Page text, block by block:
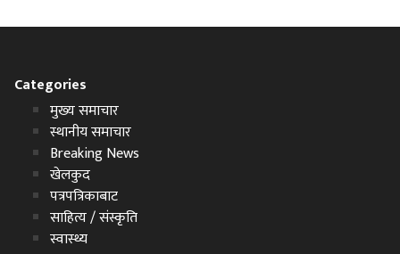
Categories
मुख्य समाचार
स्थानीय समाचार
Breaking News
खेलकुद
पत्रपत्रिकाबाट
साहित्य / संस्कृति
स्वास्थ्य